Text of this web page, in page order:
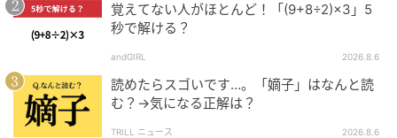
覚えてない人がほとんど！「(9+8÷2)×3」5
秒で解ける？
andGIRL 2026.8.6
読めたらスゴいです…。「嫡子」はなんと読
む？→気になる正解は？
TRILL ニュース 2026.8.6